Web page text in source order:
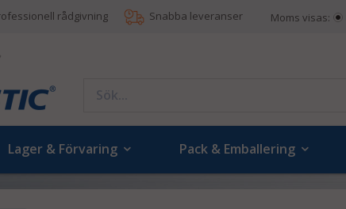
rådgivning Snabba leveranser Moms visas:
Lager & Förvaring Pack & Emballering